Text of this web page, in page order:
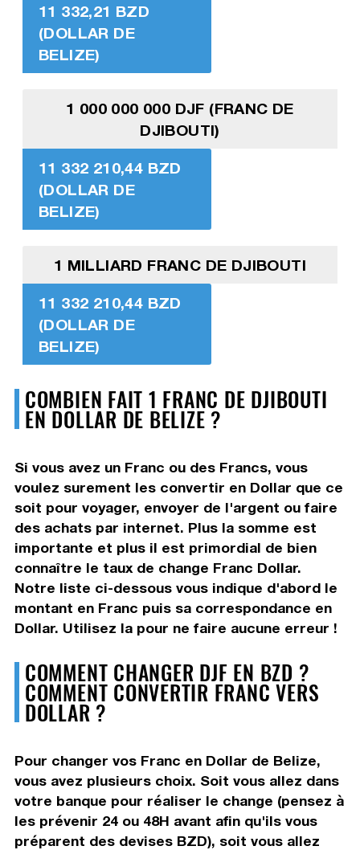
11 332,21 BZD
(DOLLAR DE
BELIZE)
1 000 000 000 DJF (FRANC DE
DJIBOUTI)
11 332 210,44 BZD
(DOLLAR DE
BELIZE)
1 MILLIARD FRANC DE DJIBOUTI
11 332 210,44 BZD
(DOLLAR DE
BELIZE)
COMBIEN FAIT 1 FRANC DE DJIBOUTI
EN DOLLAR DE BELIZE ?
Si vous avez un Franc ou des Francs, vous
voulez surement les convertir en Dollar que ce
soit pour voyager, envoyer de l'argent ou faire
des achats par internet. Plus la somme est
importante et plus il est primordial de bien
connaître le taux de change Franc Dollar.
Notre liste ci-dessous vous indique d'abord le
montant en Franc puis sa correspondance en
Dollar. Utilisez la pour ne faire aucune erreur !
COMMENT CHANGER DJF EN BZD ?
COMMENT CONVERTIR FRANC VERS
DOLLAR ?
Pour changer vos Franc en Dollar de Belize,
vous avez plusieurs choix. Soit vous allez dans
votre banque pour réaliser le change (pensez à
les prévenir 24 ou 48H avant afin qu'ils vous
préparent des devises BZD), soit vous allez